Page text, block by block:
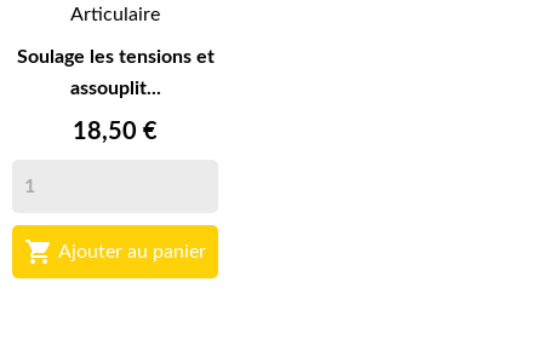
Articulaire
Soulage les tensions et
assouplit...
18,50 €
 Ajouter au panier